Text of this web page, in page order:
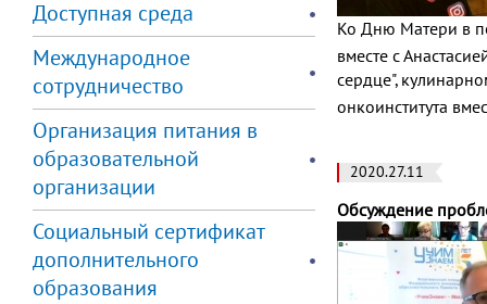
Доступная среда
Международное
сотрудничество
Организация питания в
образовательной
организации
Социальный сертификат
дополнительного
образования
Ко Дню Матери в
вместе с
сердце",
онкоинститута
2020.27.11
Обсуждение